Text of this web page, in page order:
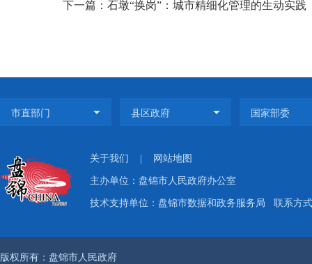
下一篇：石墩“换岗”：城市精细化管理的生动实践
关于我们 网站地图
主办单位：盘锦市人民政府办公室
技术支持单位：盘锦市数据和政务服务局 联系方
版权所有：盘锦市人民政府